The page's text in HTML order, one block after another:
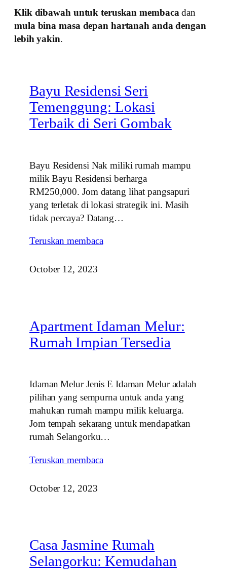
Klik dibawah untuk teruskan membacadan
mula bina masa depan hartanah anda dengan
lebih yakin.
Bayu Residensi Seri
Temenggung: Lokasi
Terbaik di Seri Gombak
Bayu Residensi Nak miliki rumah mampu
milik Bayu Residensi berharga
RM250,000. Jom datang lihat pangsapuri
yang terletak di lokasi strategik ini. Masih
tidak percaya? Datang…
Teruskan membaca
October 12, 2023
Apartment Idaman Melur:
Rumah Impian Tersedia
Idaman Melur Jenis E Idaman Melur adalah
pilihan yang sempurna untuk anda yang
mahukan rumah mampu milik keluarga.
Jom tempah sekarang untuk mendapatkan
rumah Selangorku…
Teruskan membaca
October 12, 2023
Casa Jasmine Rumah
Selangorku: Kemudahan